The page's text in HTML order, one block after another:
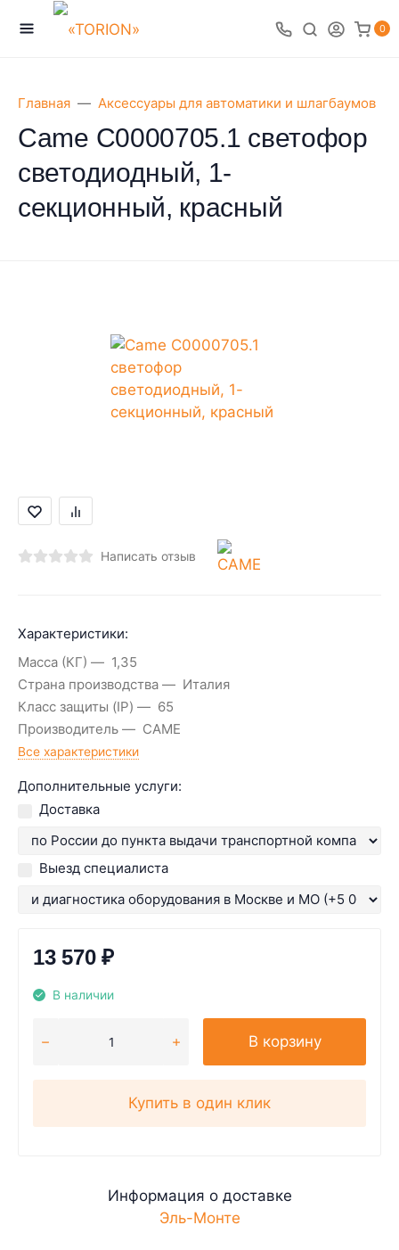
0
Главная Аксессуары для автоматики и шлагбаумов
Came C0000705.1 светофор
светодиодный, 1-
секционный, красный
Написать отзыв
Характеристики:
Масса (КГ)
1,35
Страна производства
Италия
Класс защиты (IP)
65
Производитель
CAME
Все характеристики
Дополнительные услуги:
Доставка
Выезд специалиста
13 570₽
В наличии
В корзину
Купить в один клик
Информация о доставке
Эль-Монте